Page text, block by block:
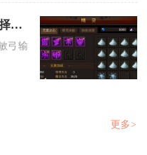
全民奇迹弓箭手如何选择羽毛
弓输出套与智弓辅助套两套核
更多>